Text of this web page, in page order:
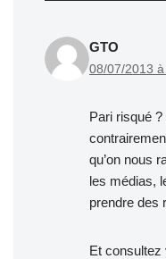
GTO
08/07/2013
Pari risqué
qu’on nous
les médias,
prendre des
Et